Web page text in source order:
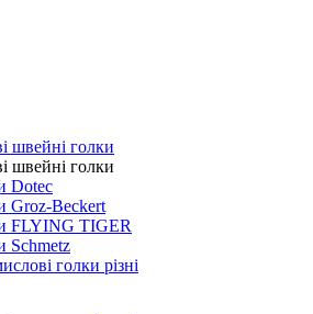
швейні голки
швейні голки
Dotec
Groz-Beckert
FLYING TIGER
Schmetz
голки різні